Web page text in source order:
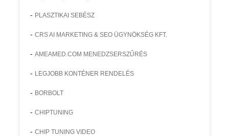
- PLASZTIKAI SEBÉSZ
- CRS AI MARKETING & SEO ÜGYNÖKSÉG KFT.
- AMEAMED.COM MENEDZSERSZŰRÉS
- LEGJOBB KONTÉNER RENDELÉS
- BORBOLT
- CHIPTUNING
- CHIP TUNING VIDEO